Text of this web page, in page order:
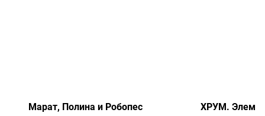
Марат, Полина и Робопес ХРУМ.